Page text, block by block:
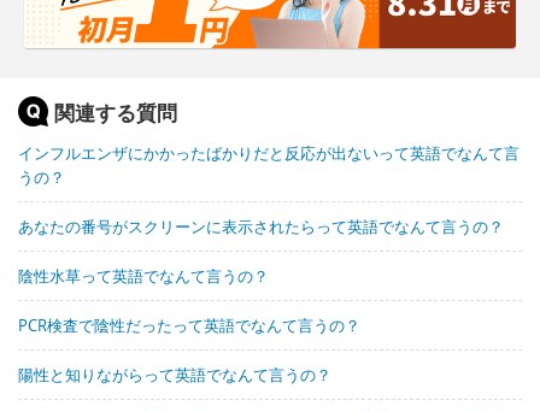
関連する質問
インフルエンザにかかったばかりだと反応が出ないって英語でなんて言
うの？
あなたの番号がスクリーンに表示されたらって英語でなんて言うの？
陰性水草って英語でなんて言うの？
PCR検査で陰性だったって英語でなんて言うの？
陽性と知りながらって英語でなんて言うの？